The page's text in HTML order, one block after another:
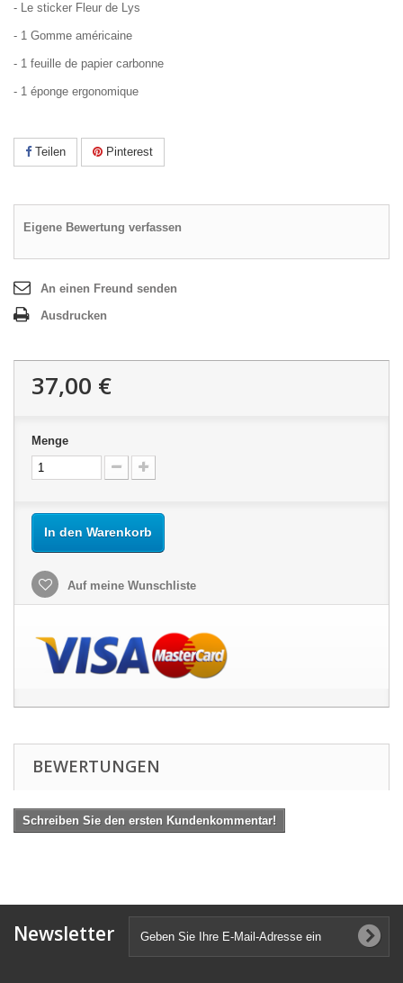
- Le sticker Fleur de Lys
- 1 Gomme américaine
- 1 feuille de papier carbonne
- 1 éponge ergonomique
Teilen Pinterest
Eigene Bewertung verfassen
An einen Freund senden
Ausdrucken
37,00 €
Menge
In den Warenkorb
Auf meine Wunschliste
BEWERTUNGEN
Schreiben Sie den ersten Kundenkommentar!
Newsletter